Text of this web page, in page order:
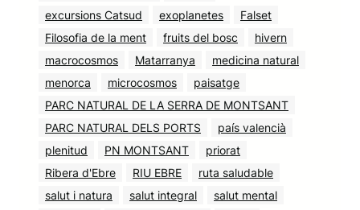
excursions Catsud
exoplanetes
Falset
Filosofia de la ment
fruits del bosc
hivern
macrocosmos
Matarranya
medicina natural
menorca
microcosmos
paisatge
PARC NATURAL DE LA SERRA DE MONTSANT
PARC NATURAL DELS PORTS
país valencià
plenitud
PN MONTSANT
priorat
Ribera d'Ebre
RIU EBRE
ruta saludable
salut i natura
salut integral salut mental